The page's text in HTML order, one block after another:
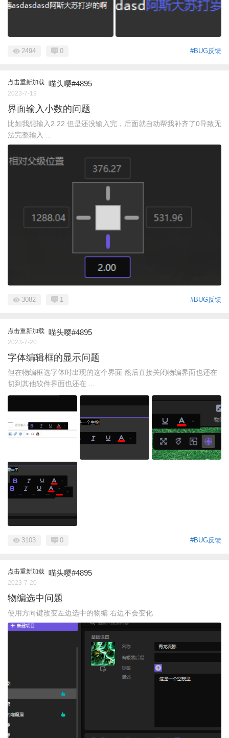
#BUG反馈
2494 0
点击重新加载 喵头嘤#4895
2023-7-19
界面输入小数的问题
比如我想输入2.22 但是还没输入完，后面就自动帮我补齐了0导致无
法完整输入 ...
#BUG反馈
3082 1
点击重新加载 喵头嘤#4895
2023-7-20
字体编辑框的显示问题
但在物编框选字体时出现的这个界面 然后直接关闭物编界面也还在
切到其他软件界面也还在 ...
#BUG反馈
3103 0
点击重新加载 喵头嘤#4895
2023-7-20
物编选中问题
使用方向键改变左边选中的物编 右边不会变化